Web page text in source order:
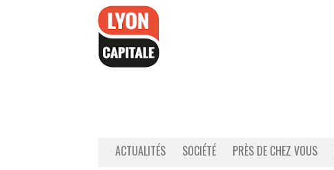
ACTUALITÉS SOCIÉTÉ PRÈS DE CHEZ VOUS